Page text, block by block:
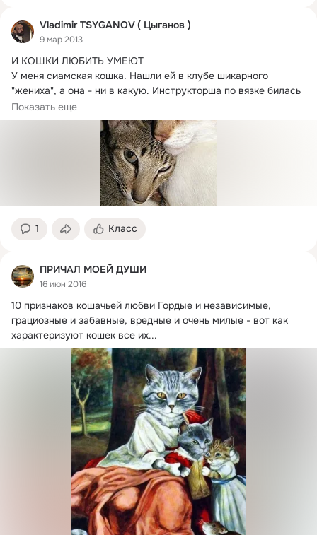
Vladimir TSYGANOV ( Цыганов )
9 мар 2013
И КОШКИ ЛЮБИТЬ УМЕЮТ
У меня сиамская кошка. Нашли ей в клубе шикарного
"жениха", а она - ни в какую. Инструкторша по вязке билась
долго,...
Показать еще
1 Класс
ПРИЧАЛ МОЕЙ ДУШИ
16 июн 2016
10 признаков кошачьей любви Гордые и независимые,
грациозные и забавные, вредные и очень милые - вот как
характеризуют кошек все их...